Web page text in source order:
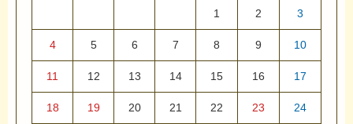
1
2 3
4 5 6 7 8 9 10
11 12 13 14 15 16 17
18 19 20 21 22 23 24